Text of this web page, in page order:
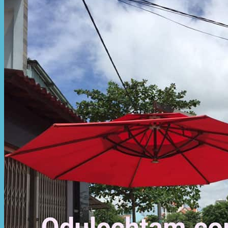
Hòa Phát Đạt
Giới thiệu Hòa Phát Đạt
Sản Phẩm
Sản Phẩm Bạt Che Ngoài Trời
Bạt che nắng mưa
Bạt kéo ngoài trời
Bạt che tự cuốn
Bạt nhựa xanh cam
Bạt sọc 3 màu
Bạt nhựa giá rẻ
Bạt lót ao hồ
Bạt nhựa đen HDPE
Màng chống thấm HDPE
Sản Phẩm Dù Che Ngoài Trời
Dù che nắng
Dù che quán cafe
Dù che sự kiện
Dù lệch tâm